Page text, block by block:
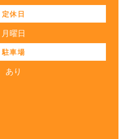
定休日
月曜日
駐車場
あり